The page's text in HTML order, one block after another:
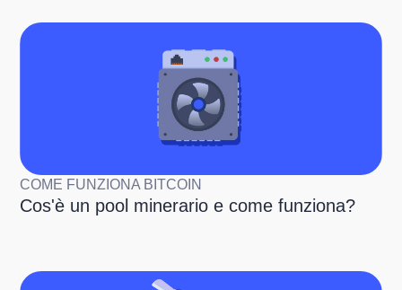
COME FUNZIONA BITCOIN
Cos'è un pool minerario e come funziona?